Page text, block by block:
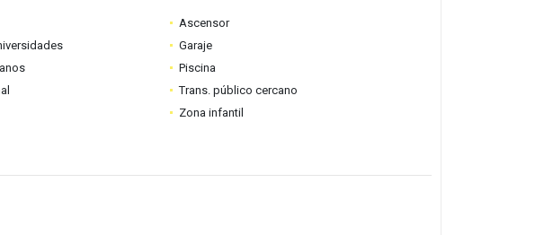
Ascensor
Garaje
Piscina
Trans. público cercano
Zona infantil